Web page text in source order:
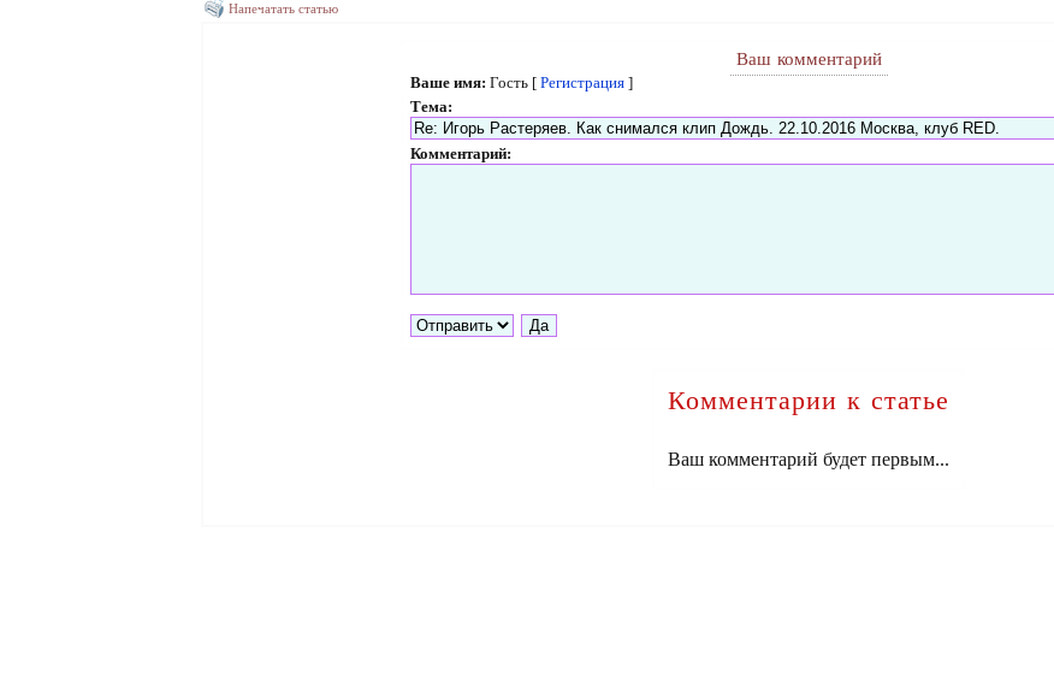
Напечатать статью
Ваш комментарий
Ваше имя: Гость [ Регистрация ]
Тема:
Комментарий:
Комментарии к статье
Ваш комментарий будет первым...